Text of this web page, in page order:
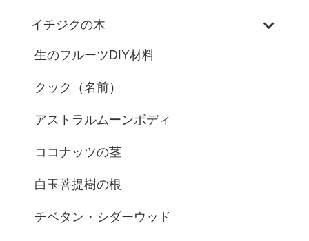
イチジクの木
生のフルーツDIY材料
クック（名前）
アストラルムーンボディ
ココナッツの茎
白玉菩提樹の根
チベタン・シダーウッド